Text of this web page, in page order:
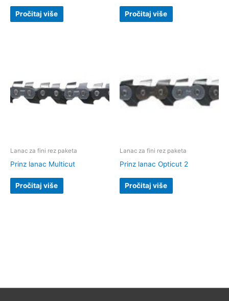
Pročitaj više Pročitaj više
Lanac za fini rez paketa
Prinz lanac Multicut
Pročitaj više
Lanac za fini rez paketa
Prinz lanac Opticut 2
Pročitaj više